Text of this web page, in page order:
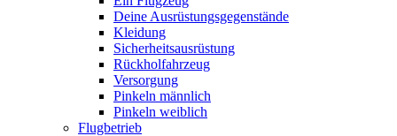
Deine Ausrüstungsgegenstände
Kleidung
Sicherheitsausrüstung
Rückholfahrzeug
Versorgung
Pinkeln männlich
Pinkeln weiblich
Flugbetrieb